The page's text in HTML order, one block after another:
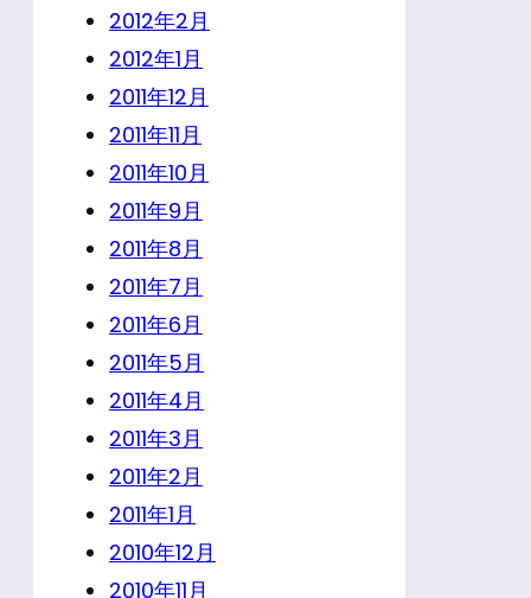
2012年2月
2012年1月
2011年12月
2011年11月
2011年10月
2011年9月
2011年8月
2011年7月
2011年6月
2011年5月
2011年4月
2011年3月
2011年2月
2011年1月
2010年12月
2010年11月